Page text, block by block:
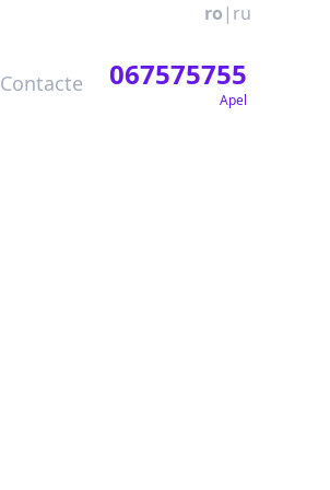
ro | ru
Contacte 067575755
Apel